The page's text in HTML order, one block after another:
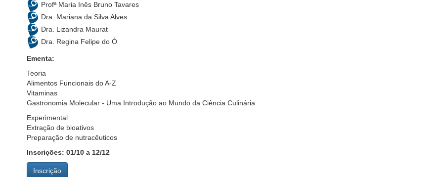
Profª Maria Inês Bruno Tavares
Dra. Mariana da Silva Alves
Dra. Lizandra Maurat
Dra. Regina Felipe do Ó
Ementa:
Teoria
Alimentos Funcionais do A-Z
Vitaminas
Gastronomia Molecular - Uma Introdução ao Mundo da Ciência Culinária
Experimental
Extração de bioativos
Preparação de nutracêuticos
Inscrições: 01/10 a 12/12
Inscrição